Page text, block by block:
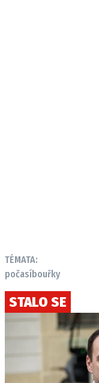
TÉMATA:
počasíbouřky
STALO SE